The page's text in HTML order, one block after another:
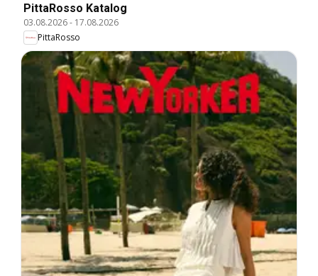
PittaRosso Katalog
03.08.2026- 17.08.2026
PittaRosso